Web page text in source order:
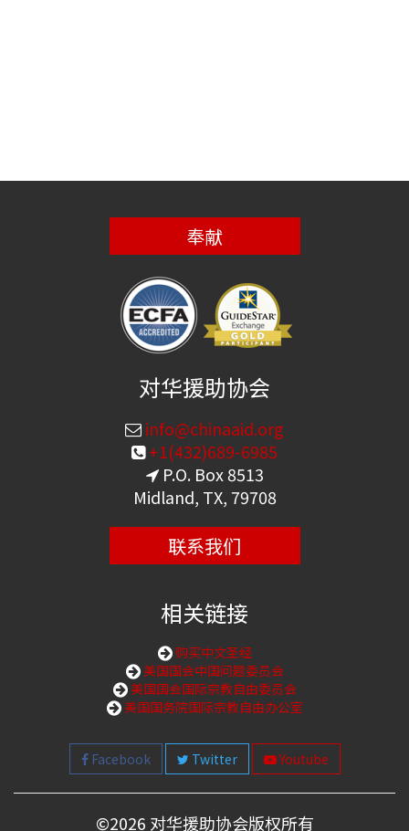
奉献
对华援助协会
info@chinaaid.org
+1(432)689-6985
P.O. Box 8513
Midland, TX, 79708
联系我们
相关链接
购买中文圣经
美国国会中国问题委员会
美国国会国际宗教自由委员会
美国国务院国际宗教自由办公室
Facebook Twitter Youtube
©2026 对华援助协会版权所有